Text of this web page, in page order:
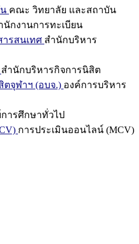
คณะ วิทยาลัย และสถาบัน
นักงานการทะเบียน
รสนเทศ สำนักบริหาร
สำนักบริหารกิจการนิสิต
จุฬาฯ (อบจ.) องค์การบริหาร
ารศึกษาทั่วไป
การประเมินออนไลน์ (MCV)